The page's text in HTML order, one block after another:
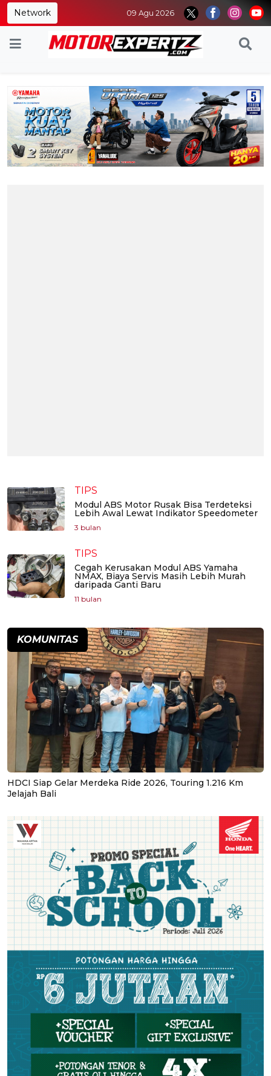
Network 09 Agu 2026
TIPS
Modul ABS Motor Rusak Bisa Terdeteksi
Lebih Awal Lewat Indikator Speedometer
3 bulan
TIPS
Cegah Kerusakan Modul ABS Yamaha
NMAX, Biaya Servis Masih Lebih Murah
daripada Ganti Baru
11 bulan
KOMUNITAS
HDCI Siap Gelar Merdeka Ride 2026, Touring 1.216 Km
Jelajah Bali